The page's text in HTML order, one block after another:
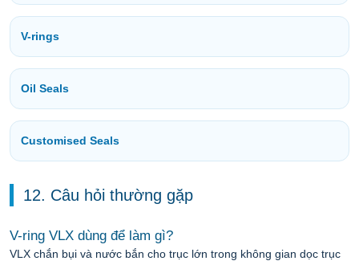
V-rings
Oil Seals
Customised Seals
12. Câu hỏi thường gặp
V-ring VLX dùng để làm gì?
VLX chắn bụi và nước bắn cho trục lớn trong không gian dọc trục